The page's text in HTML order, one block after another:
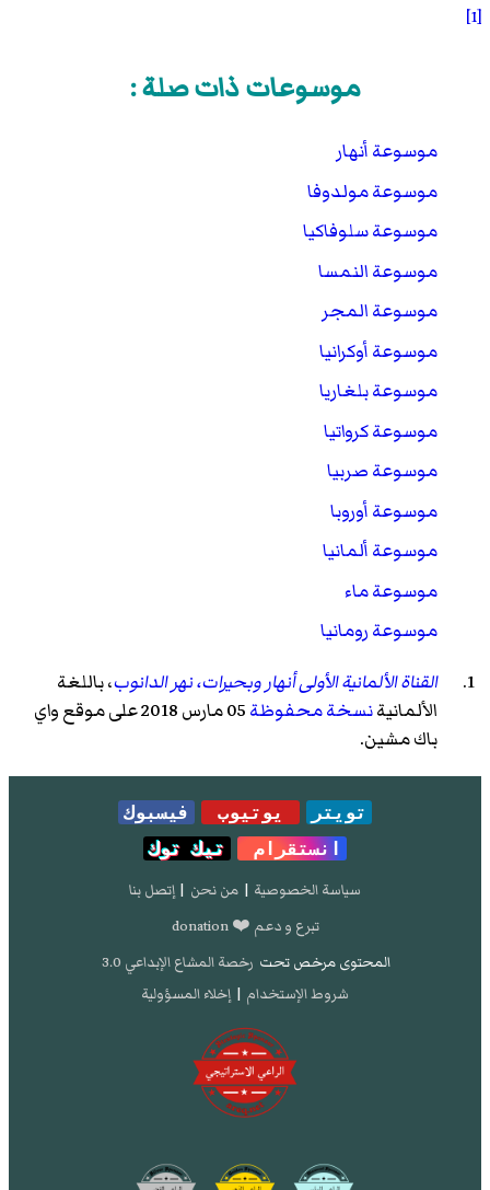
[1]
موسوعات ذات صلة :
موسوعة أنهار
موسوعة مولدوفا
موسوعة سلوفاكيا
موسوعة النمسا
موسوعة المجر
موسوعة أوكرانيا
موسوعة بلغاريا
موسوعة كرواتيا
موسوعة صربيا
موسوعة أوروبا
موسوعة ألمانيا
موسوعة ماء
موسوعة رومانيا
القناة الألمانية الأولى أنهار وبحيرات، نهر الدانوب، باللغة
الألمانيةنسخة محفوظة
05 مارس 2018 على موقع واي
باك مشين.
تويتر يوتيوب
فيسبوك
انستقرام
تيك توك
سياسة الخصوصية | من نحن | إتصل بنا
تبرع و دعم ❤️ donation
المحتوى مرخص تحت رخصة المشاع الإبداعي 3.0
شروط الإستخدام | إخلاء المسؤولية